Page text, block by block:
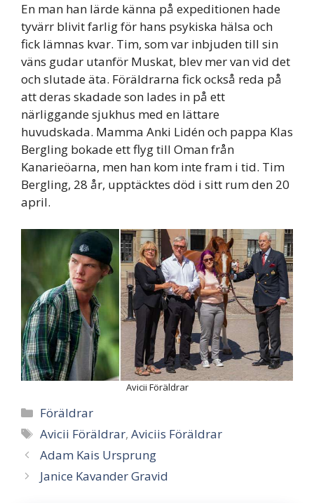
En man han lärde känna på expeditionen hade
tyvärr blivit farlig för hans psykiska hälsa och
fick lämnas kvar. Tim, som var inbjuden till sin
väns gudar utanför Muskat, blev mer van vid det
och slutade äta. Föräldrarna fick också reda på
att deras skadade son lades in på ett
närliggande sjukhus med en lättare
huvudskada. Mamma Anki Lidén och pappa Klas
Bergling bokade ett flyg till Oman från
Kanarieöarna, men han kom inte fram i tid. Tim
Bergling, 28 år, upptäcktes död i sitt rum den 20
april.
Avicii Föräldrar
Categories
Föräldrar
Tags
Avicii Föräldrar,Aviciis Föräldrar
Post
navigation
Adam Kais Ursprung
Janice Kavander Gravid